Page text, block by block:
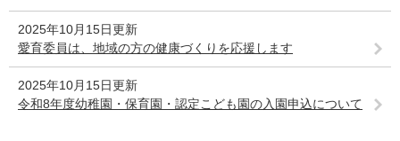
2025年10月15日更新
愛育委員は、地域の方の健康づくりを応援します
2025年10月15日更新
令和8年度幼稚園・保育園・認定こども園の入園申込について